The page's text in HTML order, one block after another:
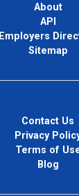
About
API
Employers
Sitemap
Contact Us
Privacy
Terms of
Blog